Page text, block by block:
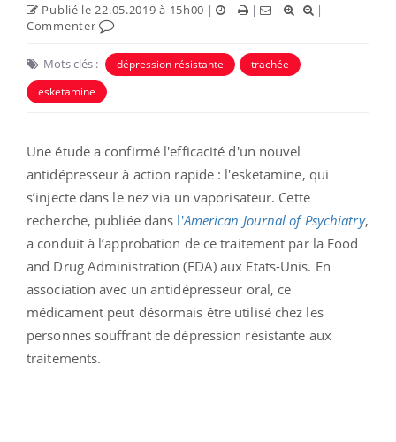
Publié le 22.05.2019 à 15h00 | | | |
|
Commenter
Mots clés : dépression résistante
trachée
esketamine
Une étude a confirmé l'efficacité d'un nouvel
antidépresseur à action rapide : l'esketamine, qui
s’injecte dans le nez via un vaporisateur. Cette
recherche, publiée dans l'American Journal of Psychiatry,
a conduit à l’approbation de ce traitement par la Food
and Drug Administration (FDA) aux Etats-Unis. En
association avec un antidépresseur oral, ce
médicament peut désormais être utilisé chez les
personnes souffrant de dépression résistante aux
traitements.